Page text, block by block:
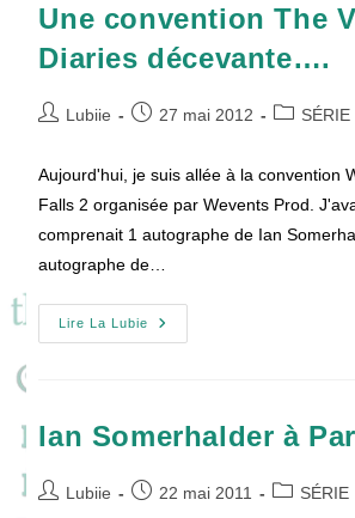
Time
France
!
Une convention The
Diaries décevante….
Auteur/autrice
publication :
Lubiie
Publication
27 mai 2012
PostSÉRIE
Aujourd'hui, je suis allée à la convention
Falls 2 organisée par Wevents Prod.
comprenait 1 autographe de Ian
autographe de…
Lire La Lubie
Une
Convention
Ian Somerhalder à
Auteur/autrice
Lubiie
Publication
22 mai 2011
PostSÉRIE